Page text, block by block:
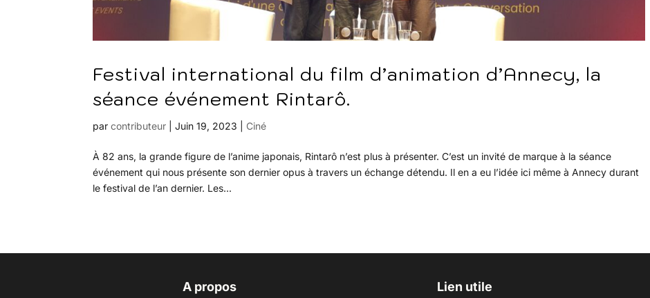
Festival international du film d’animation d’Annecy, la
séance événement Rintarô.
parcontributeur |Juin 19, 2023 Ciné
À 82 ans, la grande figure de l’anime japonais, Rintarô n’est plus à présenter. C’est un invité de marque à la séance
événement qui nous présente son dernier opus à travers un échange détendu. Il en a eu l’idée ici même à Annecy durant
le festival de l’an dernier. Les...
A propos Lien utile